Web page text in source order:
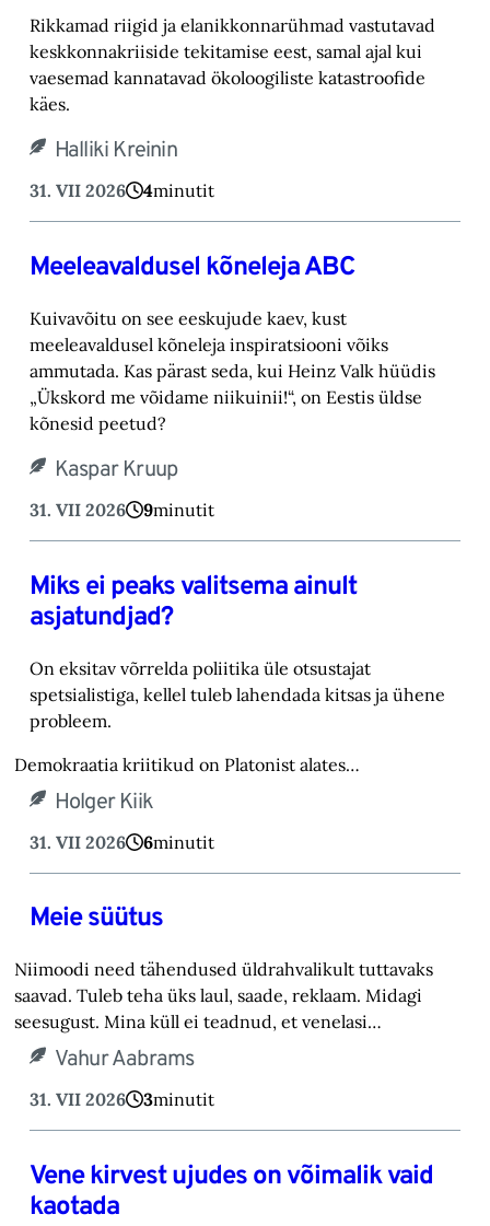
Rikkamad riigid ja elanikkonnarühmad vastutavad
keskkonnakriiside tekitamise eest, samal ajal kui
vaesemad kannatavad ökoloogiliste katastroofide
käes.
Halliki Kreinin
31. VII 2026 4minutit
Meeleavaldusel kõneleja ABC
Kuivavõitu on see eeskujude kaev, kust
meeleavaldusel kõneleja inspiratsiooni võiks
ammutada. Kas pärast seda, kui Heinz Valk hüüdis
„Ükskord me võidame niikuinii!“, on Eestis üldse
kõnesid peetud?
Kaspar Kruup
31. VII 2026 9minutit
Miks ei peaks valitsema ainult
asjatundjad?
On eksitav võrrelda poliitika üle otsustajat
spetsialistiga, kellel tuleb lahendada kitsas ja ühene
probleem.
Demokraatia kriitikud on Platonist alates…
Holger Kiik
31. VII 2026 6minutit
Meie süütus
Niimoodi need tähendused üldrahvalikult tuttavaks
saavad. Tuleb teha üks laul, saade, reklaam. Midagi
seesugust. Mina küll ei teadnud, et venelasi…
Vahur Aabrams
31. VII 2026 3minutit
Vene kirvest ujudes on võimalik vaid
kaotada